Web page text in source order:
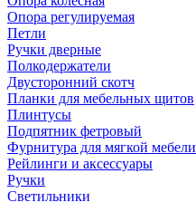
Опора регулируемая
Петли
Ручки дверные
Полкодержатели
Двусторонний скотч
Планки для мебельных щитов
Плинтусы
Подпятник фетровый
Фурнитура для мягкой мебели
Рейлинги и аксессуары
Ручки
Светильники